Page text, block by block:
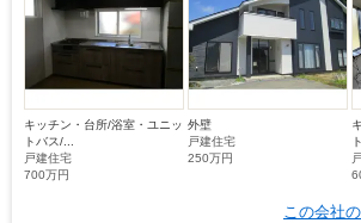
キッチン・台所/浴室・ユニッ
トバス/...
戸建住宅
700万円
外壁
戸建住宅
250万円
この会社